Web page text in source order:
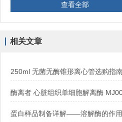
查看全部
相关文章
蛋白样品制备详解——溶解酶的作用